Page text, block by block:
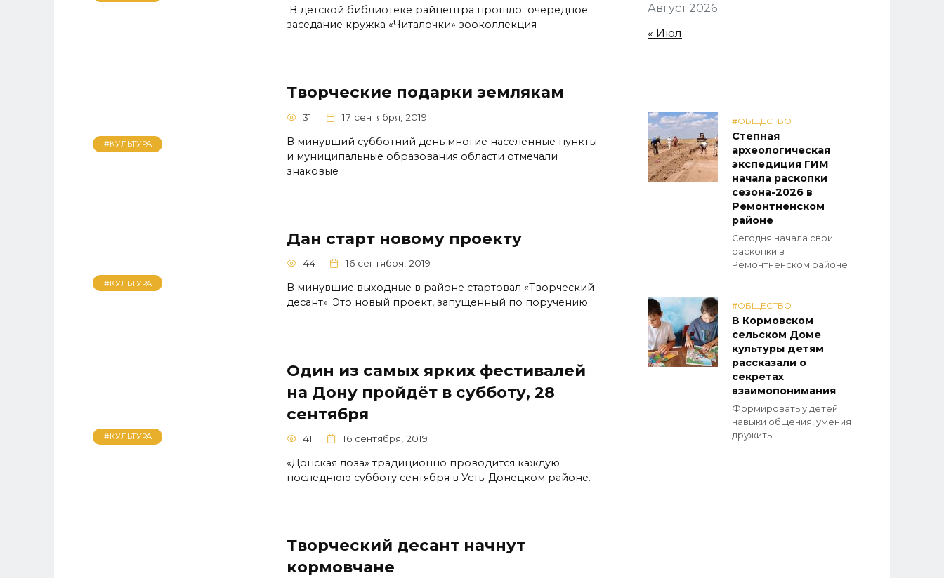
В детской библиотеке райцентра прошло очередное
заседание кружка «Читалочки» зооколлекция
#КУЛЬТУРА
Творческие подарки землякам
31 17 сентября, 2019
В минувший субботний день многие населенные пункты
и муниципальные образования области отмечали
знаковые
#КУЛЬТУРА
Дан старт новому проекту
44 16 сентября, 2019
В минувшие выходные в районе стартовал «Творческий
десант». Это новый проект, запущенный по поручению
#КУЛЬТУРА
Один из самых ярких фестивалей
на Дону пройдёт в субботу, 28
сентября
41 16 сентября, 2019
«Донская лоза» традиционно проводится каждую
последнюю субботу сентября в Усть-Донецком районе.
Творческий десант начнут
кормовчане
Август 2026
« Июл
#ОБЩЕСТВО
Степная
археологическая
экспедиция ГИМ
начала раскопки
сезона-2026 в
Ремонтненском
районе
Сегодня начала свои
раскопки в
Ремонтненском районе
#ОБЩЕСТВО
В Кормовском
сельском Доме
культуры детям
рассказали о
секретах
взаимопонимания
Формировать у детей
навыки общения, умения
дружить